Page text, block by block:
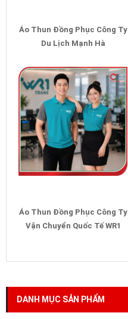
Áo Thun Đồng Phục Công Ty
Du Lịch Mạnh Hà
Áo Thun Đồng Phục Công Ty
Vận Chuyển Quốc Tế WR1
DANH MỤC SẢN PHẨM